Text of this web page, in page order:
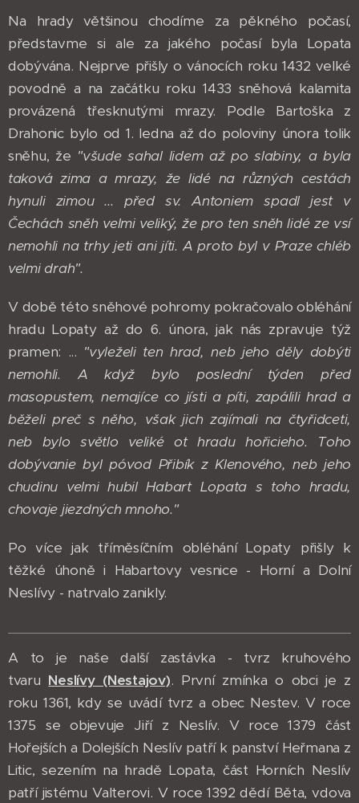
Na hrady většinou chodíme za pěkného počasí,
představme si ale za jakého počasí byla Lopata
dobývána. Nejprve přišly o vánocích roku 1432 velké
povodně a na začátku roku 1433 sněhová kalamita
provázená třesknutými mrazy. Podle Bartoška z
Drahonic bylo od 1. ledna až do poloviny února tolik
sněhu, že "všude sahal lidem až po slabiny, a byla
taková zima a mrazy, že lidé na různých cestách
hynuli zimou ... před sv. Antoniem spadl jest v
Čechách sněh velmi veliký, že pro ten sněh lidé ze vsí
nemohli na trhy jeti ani jíti. A proto byl v Praze chléb
velmi drah".
V době této sněhové pohromy pokračovalo obléhání
hradu Lopaty až do 6. února, jak nás zpravuje týž
pramen: ... "vyleželi ten hrad, neb jeho děly dobýti
nemohli. A když bylo poslední týden před
masopustem, nemajíce co jísti a píti, zapálili hrad a
běželi preč s něho, však jich zajímali na čtyřidceti,
neb bylo světlo veliké ot hradu hořicieho. Toho
dobývanie byl póvod Přibík z Klenového, neb jeho
chudinu velmi hubil Habart Lopata s toho hradu,
chovaje jiezdných mnoho."
Po více jak tříměsíčním obléhání Lopaty přišly k
těžké úhoně i Habartovy vesnice - Horní a Dolní
Neslívy - natrvalo zanikly.
A to je naše další zastávka - tvrz kruhového
tvaru Neslívy (Nestajov). První zmínka o obci je z
roku 1361, kdy se uvádí tvrz a obec Nestev. V roce
1375 se objevuje Jiří z Neslív. V roce 1379 část
Hořejších a Dolejších Neslív patří k panství Heřmana z
Litic, sezením na hradě Lopata, část Horních Neslív
patří jistému Valterovi. V roce 1392 dědí Běta, vdova